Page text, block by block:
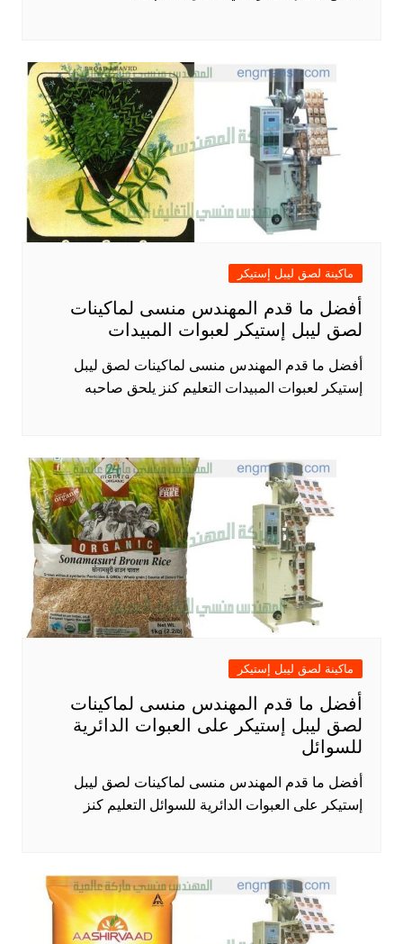
ماكينة لصق ليبل إستيكر
أفضل ما قدم المهندس منسى لماكينات
لصق ليبل إستيكر لعبوات المبيدات
أفضل ما قدم المهندس منسى لماكينات لصق ليبل
إستيكر لعبوات المبيدات التعليم كنز يلحق صاحبه
ماكينة لصق ليبل إستيكر
أفضل ما قدم المهندس منسى لماكينات
لصق ليبل إستيكر على العبوات الدائرية
للسوائل
أفضل ما قدم المهندس منسى لماكينات لصق ليبل
إستيكر على العبوات الدائرية للسوائل التعليم كنز